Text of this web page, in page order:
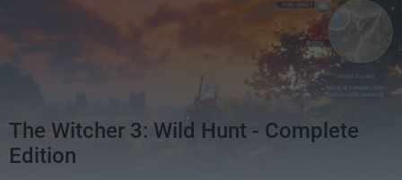
The Witcher 3: Wild Hunt - Complete
Edition